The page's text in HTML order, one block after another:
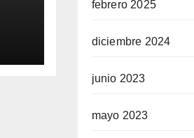
febrero 2025
diciembre 2024
junio 2023
mayo 2023